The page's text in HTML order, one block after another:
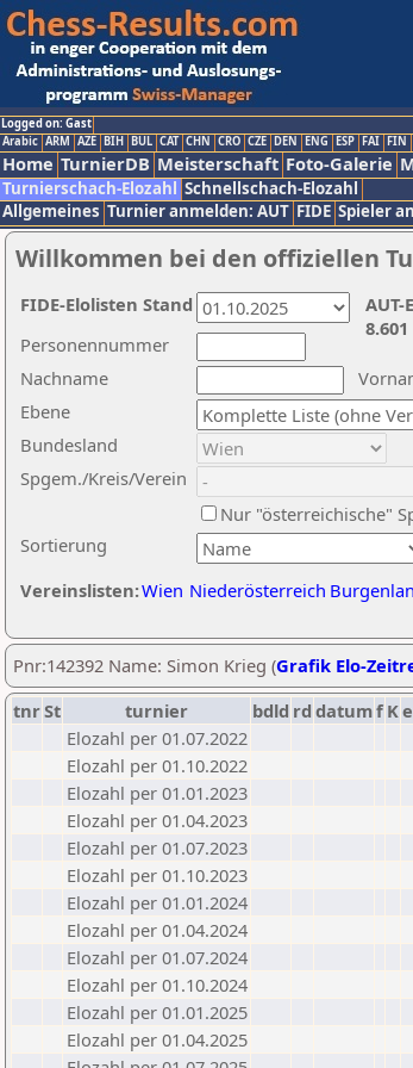
Logged on: Gast
Arabic ARM AZE BIH BUL CAT CHN CRO CZE DEN ENG ESP FAI FIN
Home TurnierDB Meisterschaft Foto-Galerie
Turnierschach-Elozahl Schnellschach-Elozahl
Allgemeines Turnier anmelden: AUT FIDE Spieler
Willkommen bei den offiziellen
Nachname
Ebene
Sortierung
Personennummer
Bundesland
Spgem./Kreis/Verein
Nur "österreichische"
Vereinslisten:Wien Niederösterreich
8.601
FIDE-Elolisten Stand
Pnr:142392 Name: Simon Krieg (Grafik Elo-
tnrSt turnier bdld rd datumf K
Elozahl per 01.07.2022
Elozahl per 01.10.2022
Elozahl per 01.01.2023
Elozahl per 01.04.2023
Elozahl per 01.07.2023
Elozahl per 01.10.2023
Elozahl per 01.01.2024
Elozahl per 01.04.2024
Elozahl per 01.07.2024
Elozahl per 01.10.2024
Elozahl per 01.01.2025
Elozahl per 01.04.2025